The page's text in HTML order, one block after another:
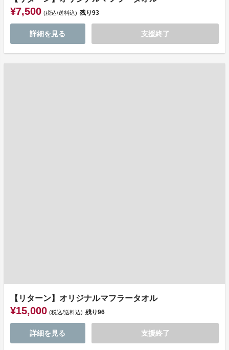
¥7,500 (税込/送料込) 残り93
詳細を見る 支援終了
【リターン】オリジナルマフラータオル
¥15,000 (税込/送料込) 残り96
詳細を見る 支援終了